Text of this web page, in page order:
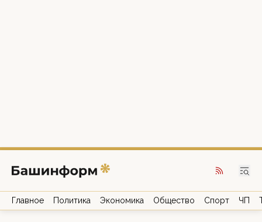
Главное Политика Экономика Общество Спорт ЧП